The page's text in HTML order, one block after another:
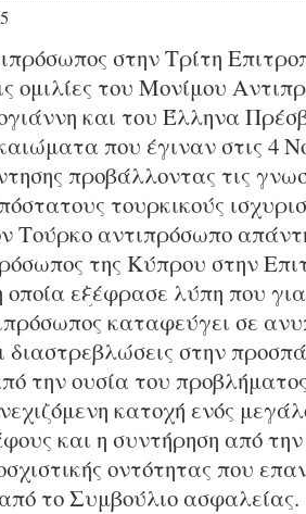
στην Τρίτη
ομιλίες του Μονίμου
και του Έλληνα
που έγιναν στις 4
προβάλλοντας τις
τουρκικούς
Τούρκο αντιπρόσωπο
της Κύπρου στην
εξέφρασε λύπη που
καταφεύγει σε
διαστρεβλώσεις στην
την ουσία του
κατοχή ενός
και η συντήρηση από
οντότητας που
το Συμβούλιο ασφαλείας.